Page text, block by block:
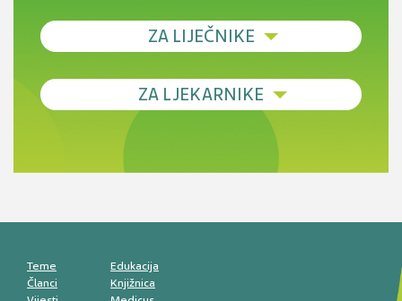
ZA LIJEČNIKE
Debljina - od prevencije do personalizirane
Novi pogled na migrenu: komorbiditeti, spolne
razlike i nove terapije
smetnji do rane onkološke dijagnostike
ZA LJEKARNIKE
Antikoagulansi u ljekarničkoj praksi –
Teme
Članci
Edukacija
Knjižnica